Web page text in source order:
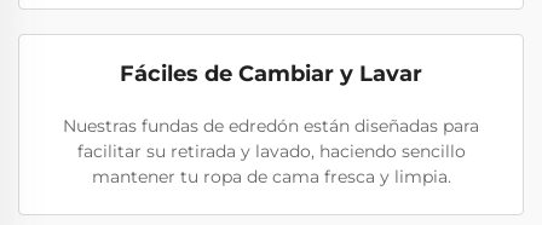
Fáciles de Cambiar y Lavar
Nuestras fundas de edredón están diseñadas para
facilitar su retirada y lavado, haciendo sencillo
mantener tu ropa de cama fresca y limpia.